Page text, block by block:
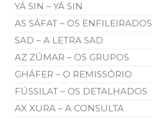
YÁ SIN – YÁ SIN
AS SÁFAT – OS ENFILEIRADOS
SAD – A LETRA SAD
AZ ZÚMAR – OS GRUPOS
GHÁFER – O REMISSÓRIO
FÚSSILAT – OS DETALHADOS
AX XURA – A CONSULTA